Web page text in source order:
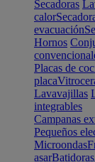
Secadoras
calor
evacuación
Hornos
Placas de
placa
Lavavajillas
integrables
Campanas
Pequeños
Microondas
asarBatidoras